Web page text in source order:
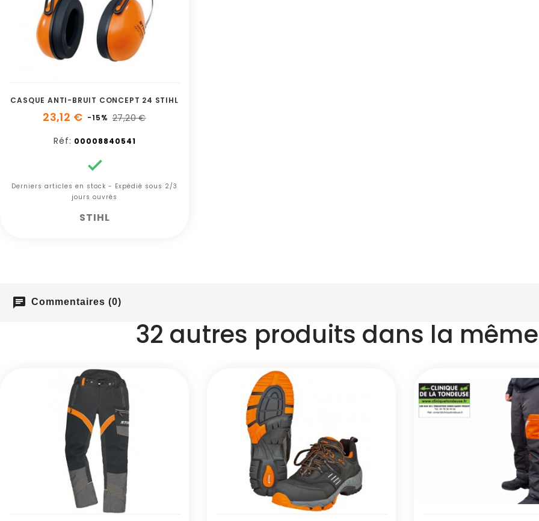
CASQUE ANTI-BRUIT CONCEPT 24 STIHL
23,12 € -15% 27,20 €
Réf: 00008840541

Derniers articles en stock - Expédié sous 2/3
jours ouvrés
STIHL
chat Commentaires (0)
32 autres produits dans la